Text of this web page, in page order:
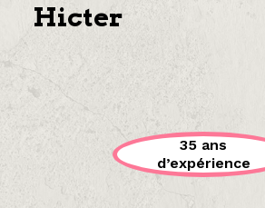
Hicter
35 ans
d’expérience